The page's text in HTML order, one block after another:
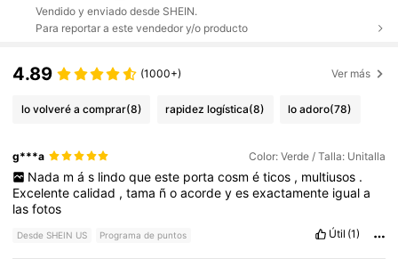
Vendido y enviado desde SHEIN.
Para reportar a este vendedor y/o producto
4.89 (1000+) Ver más
lo volveré a comprar(8) rapidez logística(8) lo adoro(78)
g***a Color: Verde / Talla: Unitalla
Nada m á s lindo que este porta cosm é ticos , multiusos .
Excelentecalidad ,tama ñoacordeyesexactamente iguala
lasfotos
Desde SHEIN US Programa de puntos Útil (1)